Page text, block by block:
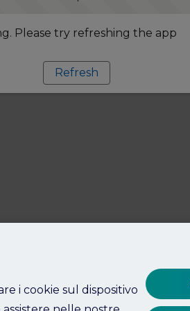
Please try refreshing the app
Refresh
i cookie sul dispositivo